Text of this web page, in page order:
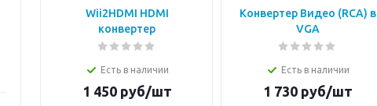
Wii2HDMI HDMI
конвертер
Есть в наличии
1 450руб/шт
Конвертер Видео (RCA) в
VGA
Есть в наличии
1 730руб/шт